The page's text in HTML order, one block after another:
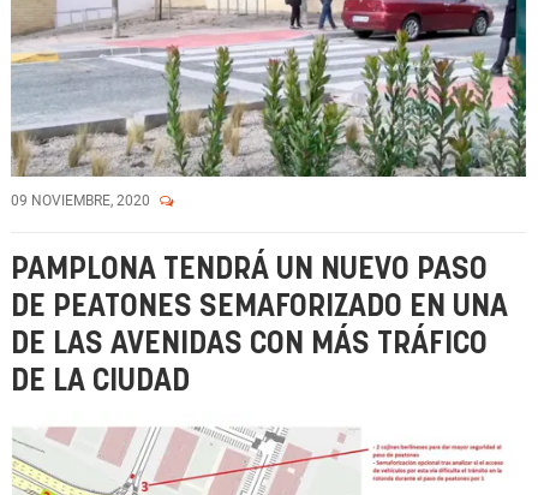
09 NOVIEMBRE, 2020
PAMPLONA TENDRÁ UN NUEVO PASO
DE PEATONES SEMAFORIZADO EN UNA
DE LAS AVENIDAS CON MÁS TRÁFICO
DE LA CIUDAD